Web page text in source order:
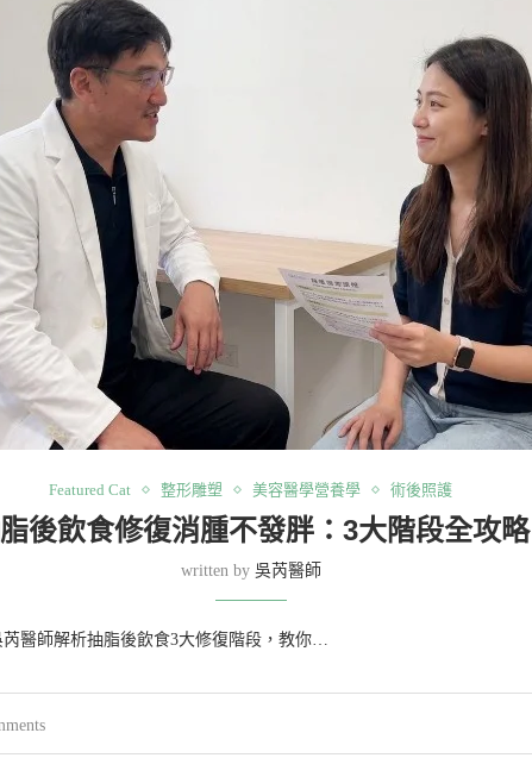
Featured Cat 整形雕塑 美容醫學營養學 術後照護
後飲食修復消腫不發胖：3大階段全攻略
written by 吳芮醫師
醫師解析抽脂後飲食3大修復階段，教你…